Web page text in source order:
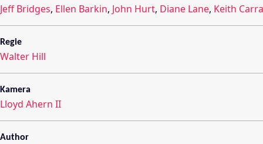
Jeff Bridges, Ellen Barkin, John Hurt, Diane Lane, Keith
Regie
Walter Hill
Kamera
Lloyd Ahern II
Author